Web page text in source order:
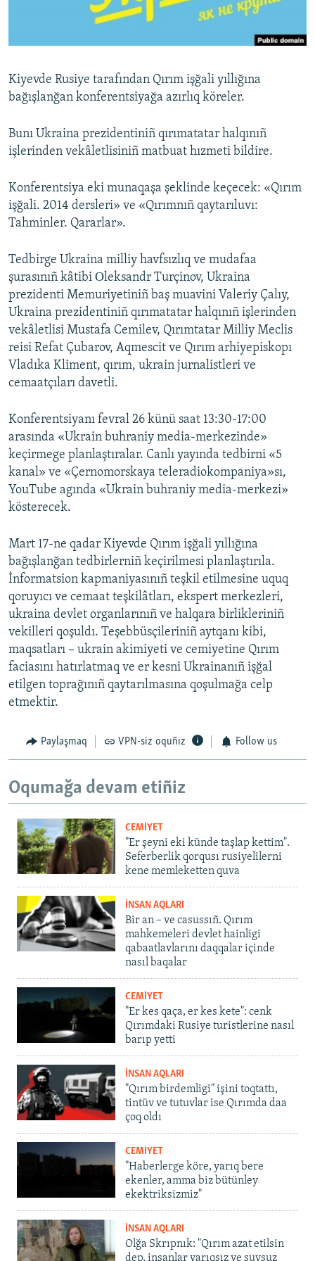
Українською
QOŞULIÑIZ!
RFE/RS bütün saytları
Kiyevde Rusiye tarafından Qırım işğali yıllığına
bağışlanğan konferentsiyağa azırlıq köreler.
Bunı Ukraina prezidentiniñ qırımatatar halqınıñ
işlerinden vekâletlisiniñ matbuat hızmeti bildire.
Konferentsiya eki munaqaşa şeklinde keçecek: «Qırım
işğali. 2014 dersleri» ve «Qırımnıñ qaytarıluvı:
Tahminler. Qararlar».
Tedbirge Ukraina milliy havfsızlıq ve mudafaa
şurasınıñ kâtibi Оleksandr Turçinov, Ukraina
prezidenti Memuriyetiniñ baş muavini Valeriy Çalıy,
Ukraina prezidentiniñ qırımatatar halqınıñ işlerinden
vekâletlisi Mustafa Cemilev, Qırımtatar Milliy Meclis
reisi Refat Çubarov, Aqmescit ve Qırım arhiyepiskopı
Vladıka Kliment, qırım, ukrain jurnalistleri ve
cemaatçıları davetli.
Konferentsiyanı fevral 26 künü saat 13:30-17:00
arasında «Ukrain buhraniy media-merkezinde»
keçirmege planlaştıralar. Canlı yayında tedbirni «5
kanal» ve «Çernomorskaya teleradiokompaniya»sı,
YouTube agında «Ukrain buhraniy media-merkezi»
kösterecek.
Mart 17-ne qadar Kiyevde Qırım işğali yıllığına
bağışlanğan tedbirlerniñ keçirilmesi planlaştırıla.
İnformatsion kapmaniyasınıñ teşkil etilmesine uquq
qoruyıcı ve cemaat teşkilâtları, ekspert merkezleri,
ukraina devlet organlarınıñ ve halqara birlikleriniñ
vekilleri qoşuldı. Teşebbüsçileriniñ aytqanı kibi,
maqsatları – ukrain akimiyeti ve cemiyetine Qırım
faciasını hatırlatmaq ve er kesni Ukrainanıñ işğal
etilgen toprağınıñ qaytarılmasına qoşulmağa celp
etmektir.
Paylaşmaq VPN-siz oquñız Follow us
Oqumağa devam etiñiz
CEMİYET
"Er şeyni eki künde taşlap kettim".
Seferberlik qorqusı rusiyelilerni
kene memleketten quva
İNSAN AQLARI
Bir an – ve casussıñ. Qırım
mahkemeleri devlet hainligi
qabaatlavlarını daqqalar içinde
nasıl baqalar
CEMİYET
"Er kes qaça, er kes kete": cenk
Qırımdaki Rusiye turistlerine nasıl
barıp yetti
İNSAN AQLARI
"Qırım birdemligi" işini toqtattı,
tintüv ve tutuvlar ise Qırımda daa
çoq oldı
CEMİYET
"Haberlerge köre, yarıq bere
ekenler, amma biz bütünley
ekektriksizmiz"
İNSAN AQLARI
Olğa Skrıpnık: "Qırım azat etilsin
dep, insanlar yarıqsız ve suvsuz